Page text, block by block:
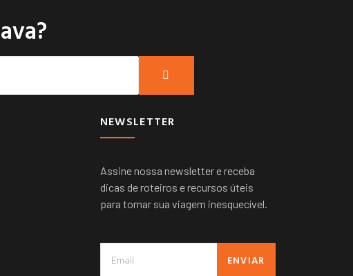
NEWSLETTER
Assine nossa newsletter e receba
dicas de roteiros e recursos úteis
para tornar sua viagem inesquecível.
ENVIAR